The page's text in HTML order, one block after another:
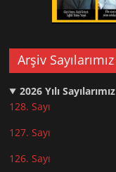
Arşiv Sayılarımız
2026 Yılı Sayılarımız
128. Sayı
127. Sayı
126. Sayı